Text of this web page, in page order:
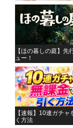
【ほの暮しの庭】先
ュー！
【速報】10連ガチャ
く方法